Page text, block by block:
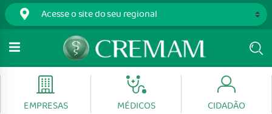
EMPRESAS MÉDICOS CIDADÃO